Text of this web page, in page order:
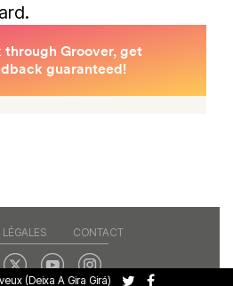
(Deixa A Gira Girá)
CONTACT